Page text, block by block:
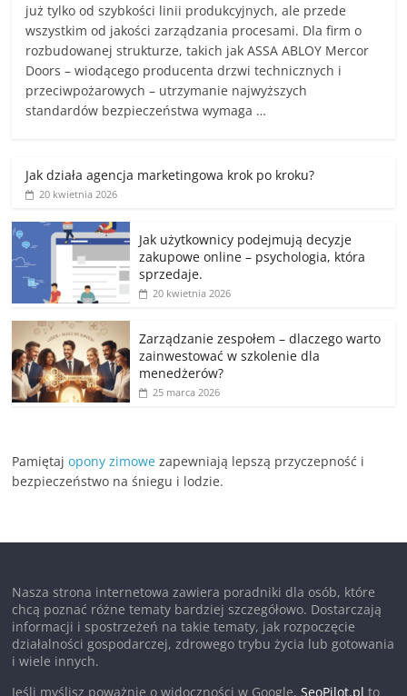
już tylko od szybkości linii produkcyjnych, ale przede
wszystkim od jakości zarządzania procesami. Dla firm o
rozbudowanej strukturze, takich jak ASSA ABLOY Mercor
Doors – wiodącego producenta drzwi technicznych i
przeciwpożarowych – utrzymanie najwyższych
standardów bezpieczeństwa wymaga …
Jak działa agencja marketingowa krok po kroku?
20 kwietnia 2026
Jak użytkownicy podejmują decyzje
zakupowe online – psychologia, która
sprzedaje.
20 kwietnia 2026
Zarządzanie zespołem – dlaczego warto
zainwestować w szkolenie dla
menedżerów?
25 marca 2026
Pamiętajopony zimowe zapewniają lepszą przyczepność i
bezpieczeństwo na śniegu i lodzie.
Nasza strona internetowa zawiera poradniki dla osób, które
chcą poznać różne tematy bardziej szczegółowo. Dostarczają
informacji i spostrzeżeń na takie tematy, jak rozpoczęcie
działalności gospodarczej, zdrowego trybu życia lub gotowania
i wiele innych.
Jeśli myślisz poważnie o widoczności w Google,SeoPilot.pl to